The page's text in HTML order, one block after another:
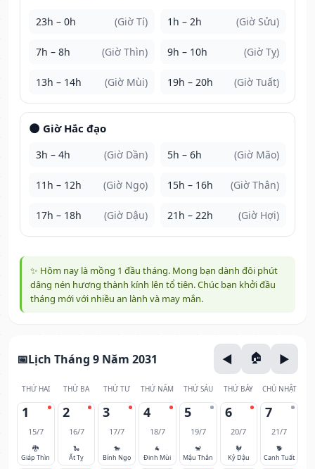
23h – 0h (Giờ Tí) 1h – 2h (Giờ Sửu)
7h – 8h (Giờ Thìn) 9h – 10h (Giờ Tỵ)
13h – 14h (Giờ Mùi) 19h – 20h (Giờ Tuất)
🌑 Giờ Hắc đạo
3h – 4h (Giờ Dần) 5h – 6h (Giờ Mão)
11h – 12h (Giờ Ngọ) 15h – 16h (Giờ Thân)
17h – 18h (Giờ Dậu) 21h – 22h (Giờ Hợi)
✨ Hôm nay là mồng 1 đầu tháng. Mong bạn dành đôi phút
dâng nén hương thành kính lên tổ tiên. Chúc bạn khởi đầu
tháng mới với nhiều an lành và may mắn.
Lịch Tháng 9 Năm 2031
THỨ HAI THỨ BA THỨ TƯ THỨ NĂM THỨ SÁU THỨ BẢY CHỦ NHẬT
1
15/7
🐉
Giáp Thìn
2
16/7
🐍
Ất Tỵ
3
17/7
🐎
Bính Ngọ
4
18/7
🐐
Đinh Mùi
5
19/7
🐒
Mậu Thân
6
20/7
🐓
Kỷ Dậu
7
21/7
🐕
Canh Tuất